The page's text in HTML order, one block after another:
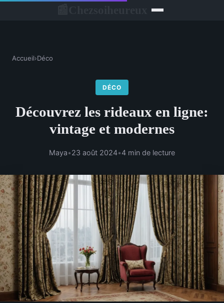
Accueil›Déco
DÉCO
Découvrez les rideaux en ligne:
vintage et modernes
Maya•23 août 2024•4 min de lecture